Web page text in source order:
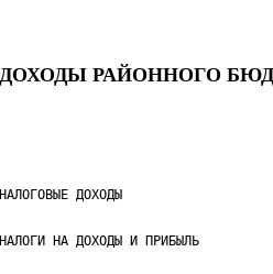
ДОХОДЫ РАЙОННОГО